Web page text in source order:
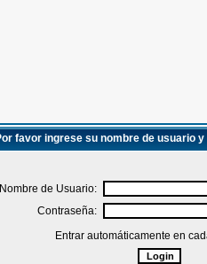
favor ingrese su nombre de usuario
Nombre de Usuario:
Contraseña:
Entrar automáticamente en